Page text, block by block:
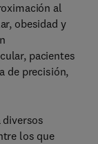
al
obesidad y
pacientes
de precisión,
diversos
los que